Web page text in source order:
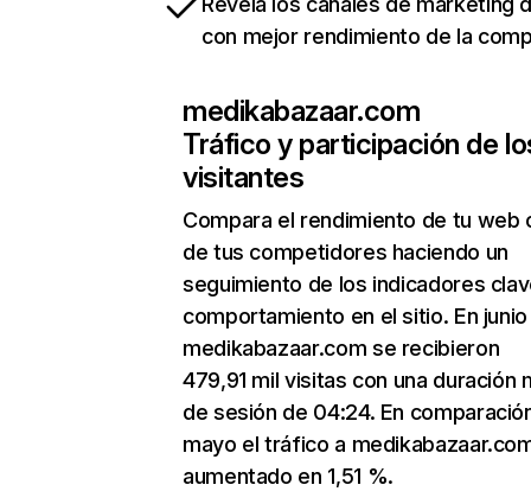
con mejor rendimiento de la
medikabazaar.com
Tráfico y participación de
visitantes
Compara el rendimiento de tu web
de tus competidores haciendo un
seguimiento de los indicadores
comportamiento en el sitio. En junio
medikabazaar.com se recibieron
479,91 mil visitas con una duración
de sesión de 04:24. En
mayo el tráfico a
aumentado en 1,51 %.